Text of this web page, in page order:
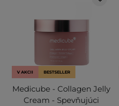
V AKCII BESTSELLER
Medicube - Collagen Jelly
Cream - Spevňujúci